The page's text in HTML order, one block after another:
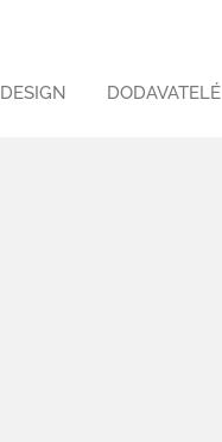
DESIGN DODAVATELÉ